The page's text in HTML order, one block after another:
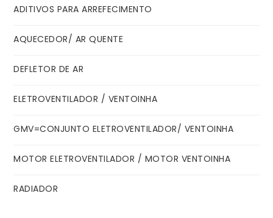
ADITIVOS PARA ARREFECIMENTO
AQUECEDOR/ AR QUENTE
DEFLETOR DE AR
ELETROVENTILADOR / VENTOINHA
GMV=CONJUNTO ELETROVENTILADOR/ VENTOINHA
MOTOR ELETROVENTILADOR / MOTOR VENTOINHA
RADIADOR